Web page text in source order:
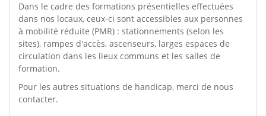
Dans le cadre des formations présentielles effectuées
dans nos locaux, ceux-ci sont accessibles aux personnes
à mobilité réduite (PMR) : stationnements (selon les
sites), rampes d'accès, ascenseurs, larges espaces de
circulation dans les lieux communs et les salles de
formation.
Pour les autres situations de handicap, merci de nous
contacter.